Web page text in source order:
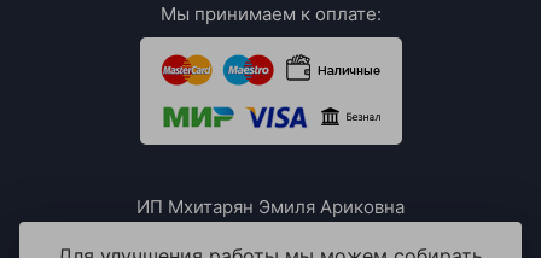
Мы принимаем к оплате:
ИП Мхитарян Эмиля Ариковна
ИНН: 771385063807
ОГРН / ОГРНИП: 319508100076230